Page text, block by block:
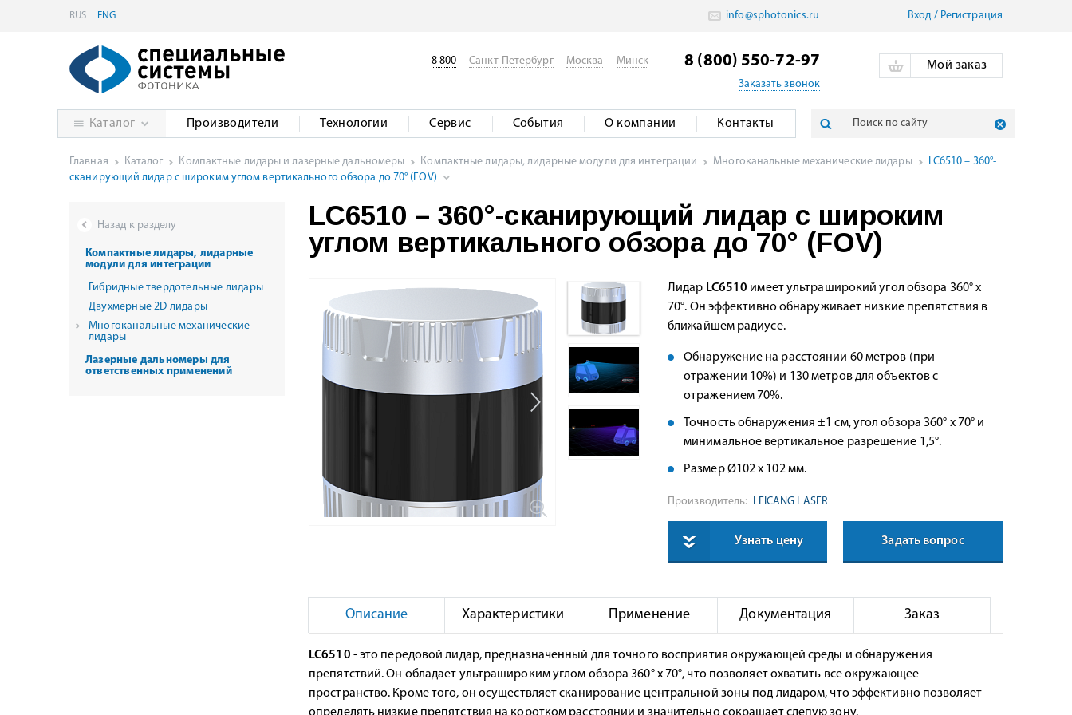
Главная Каталог Компактные лидары и лазерные дальномеры Компактные лидары, лидарные модули для интеграции Многоканальные механические лидары
LC6510 – 360°-
сканирующий лидар с широким углом вертикального обзора до 70° (FOV)
LC6510 – 360°-сканирующий лидар с широким
углом вертикального обзора до 70° (FOV)
Лидар LC6510 имеет ультраширокий угол обзора 360° x
70°. Он эффективно обнаруживает низкие препятствия в
ближайшем радиусе.
Обнаружение на расстоянии 60 метров (при
отражении 10%) и 130 метров для объектов с
отражением 70%.
Точность обнаружения ±1 см, угол обзора 360° x 70° и
минимальное вертикальное разрешение 1,5°.
Размер Ø102 х 102 мм.
Производитель: LEICANG LASER
Узнать цену Задать вопрос
Описание Характеристики Применение Документация Заказ
LC6510 - это передовой лидар, предназначенный для точного восприятия окружающей среды и обнаружения
препятствий. Он обладает ультрашироким углом обзора 360° x 70°, что позволяет охватить все окружающее
пространство. Кроме того, он осуществляет сканирование центральной зоны под лидаром, что эффективно позволяет
Назад к разделу
Компактные лидары, лидарные
модули для интеграции
Гибридные твердотельные лидары
Двухмерные 2D лидары
Многоканальные механические
лидары
Лазерные дальномеры для
ответственных применений
Вход / Pегистрация
info@sphotonics.ru
RUS ENG
Мой заказ
8 800 Санкт-Петербург Москва Минск 8 (800) 550-72-97
Заказать звонок
Каталог Производители Технологии Сервис События О компании Контакты